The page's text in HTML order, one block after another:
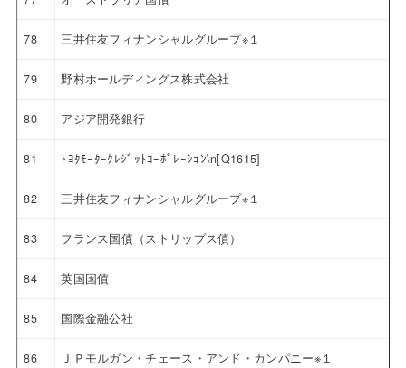
78 三井住友フィナンシャルグループ※１
79 野村ホールディングス株式会社
80 アジア開発銀行
81 ﾄﾖﾀﾓｰﾀｰｸﾚｼﾞｯﾄｺｰﾎﾟﾚｰｼｮﾝ\n[Q1615]
82 三井住友フィナンシャルグループ※１
83 フランス国債（ストリップス債）
84 英国国債
85 国際金融公社
86 ＪＰモルガン・チェース・アンド・カンパニー※１